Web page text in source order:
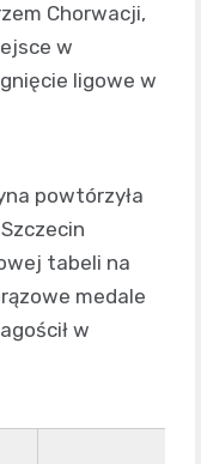
Chorwacji,
w
ligowe w
powtórzyła
tabeli na
medale
w